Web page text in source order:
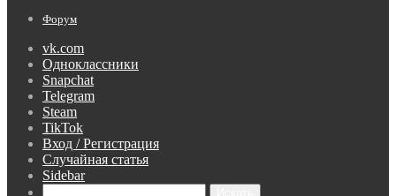
Форум
vk.com
Одноклассники
Snapchat
Telegram
Steam
TikTok
Вход / Регистрация
Случайная статья
Sidebar